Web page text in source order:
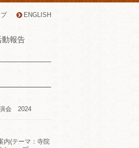
ENGLISH
動報告
演会 2024
内(テーマ：寺院